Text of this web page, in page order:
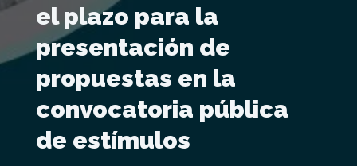
el plazo para la
presentación de
propuestas en la
convocatoria pública
de estímulos